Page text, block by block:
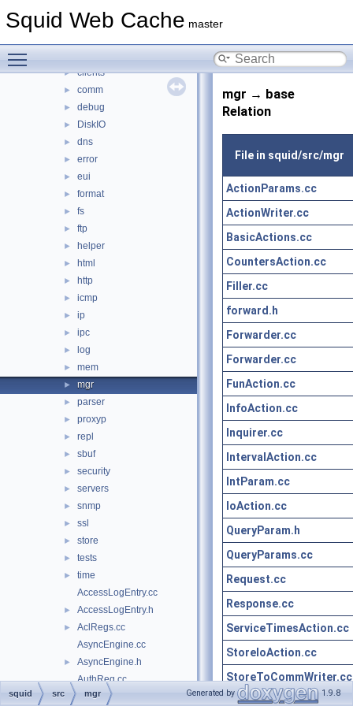
Squid Web Cache master
► anyp
► clients
► comm
► debug
► DiskIO
► dns
► error
► eui
► format
► fs
► ftp
► helper
► html
► http
► icmp
► ip
► ipc
► log
► mem
► mgr
► parser
► proxyp
► repl
► sbuf
► security
► servers
► snmp
► ssl
► store
► tests
►
time
AccessLogEntry.cc
► AccessLogEntry.h
►
AclRegs.cc
AsyncEngine.cc
►
AsyncEngine.h
AuthReg.cc
► AuthReg.h
mgr → base
Relation
File in squid/src/mgr
ActionParams.cc
ActionWriter.cc
BasicActions.cc
CountersAction.cc
Filler.cc
forward.h
Forwarder.cc
Forwarder.cc
FunAction.cc
InfoAction.cc
Inquirer.cc
IntervalAction.cc
IntParam.cc
IoAction.cc
QueryParam.h
QueryParams.cc
Request.cc
Response.cc
ServiceTimesAction.cc
StoreIoAction.cc
StoreToCommWriter.cc
StoreToCommWriter.cc
squid src mgr Generated by 1.9.8